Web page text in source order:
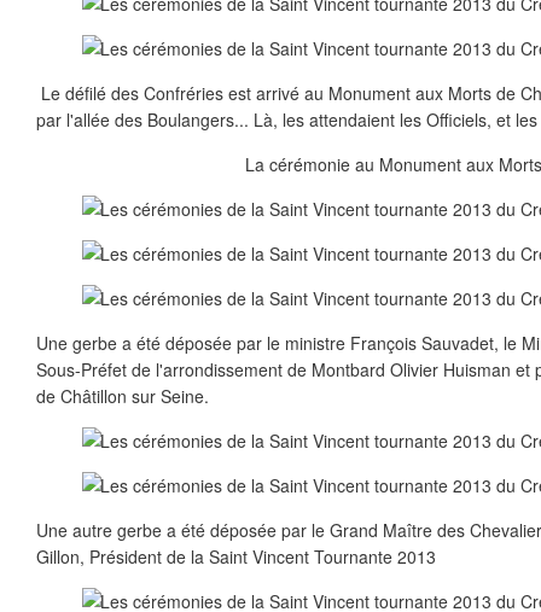
Le défilé des Confréries est arrivé au Monument aux Morts de
par l'allée des Boulangers... Là, les attendaient les Officiels, et
La cérémonie au Monument aux
Une gerbe a été déposée par le ministre François Sauvadet, le
Sous-Préfet de l'arrondissement de Montbard Olivier Huisman et
de Châtillon sur Seine.
Une autre gerbe a été déposée par le Grand Maître des
Gillon, Président de la Saint Vincent Tournante 2013